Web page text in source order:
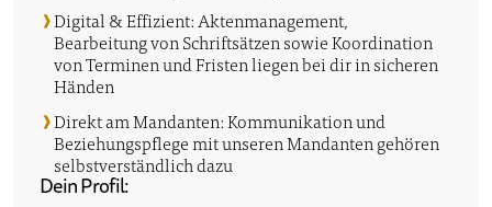
Digital & Effizient: Aktenmanagement,
Bearbeitung von Schriftsätzen sowie Koordination
von Terminen und Fristen liegen bei dir in sicheren
Händen
Direkt am Mandanten: Kommunikation und
Beziehungspflege mit unseren Mandanten gehören
selbstverständlich dazu
Dein Profil: